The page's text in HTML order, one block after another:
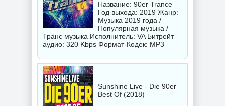
Название: 90er Trance
Год выхода: 2019 Жанр:
Музыка 2019 года /
Популярная музыка /
Транс музыка Исполнитель: VAБитрейт
аудио: 320 Kbps Формат-Кодек: MP3
Sunshine Live - Die 90er
Best Of (2018)